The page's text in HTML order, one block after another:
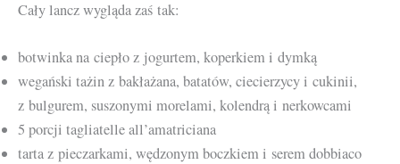
Cały lancz wygląda zaś tak:
botwinka na ciepło z jogurtem, koperkiem i dymką
wegański tażin z bakłażana, batatów, ciecierzycy i cukinii,
z bulgurem, suszonymi morelami, kolendrą i nerkowcami
5 porcji tagliatelle all’amatriciana
tarta z pieczarkami, wędzonym boczkiem i serem dobbiaco